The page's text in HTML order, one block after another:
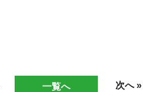
一覧へ 次へ »